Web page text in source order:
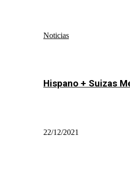
Noticias
Hispano + Suizas
22/12/2021